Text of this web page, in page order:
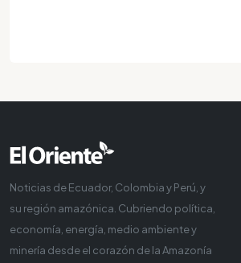
Noticias de Ecuador, Colombia y Perú, y
su región amazónica. Cubriendo política,
economía, energía, medio ambiente y
minería desde el corazón de la Amazonía